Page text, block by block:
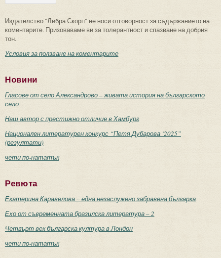
Издателство "Либра Скорп" не носи отговорност за съдържанието на
коментарите. Призоваваме ви за толерантност и спазване на добрия
тон.
Условия за ползване на коментарите
Новини
Гласове от село Александрово – живата история на българското
село
Наш автор с престижно отличие в Хамбург
Национален литературен конкурс “Петя Дубарова ‘2025”
(резултати)
чети по-нататък
Ревюта
Екатерина Каравелова – една незаслужено забравена българка
Ехо от съвременната бразилска литература – 2
Четвърт век българска култура в Лондон
чети по-нататък